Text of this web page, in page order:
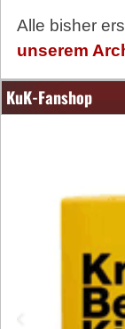
Alle bisher
unserem
KuK-Fanshop